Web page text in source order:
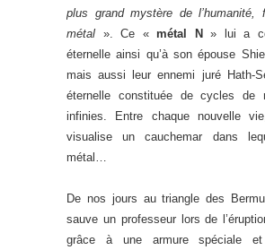
plus grand mystère de l’humanité,
métal ». Ce «métal N» lui a
éternelle ainsi qu’à son épouse
mais aussi leur ennemi juré Hath-
éternelle constituée de cycles de
infinies. Entre chaque nouvelle
visualise un cauchemar dans
métal…
De nos jours au triangle des
sauve un professeur lors de
grâce à une armure spéciale et